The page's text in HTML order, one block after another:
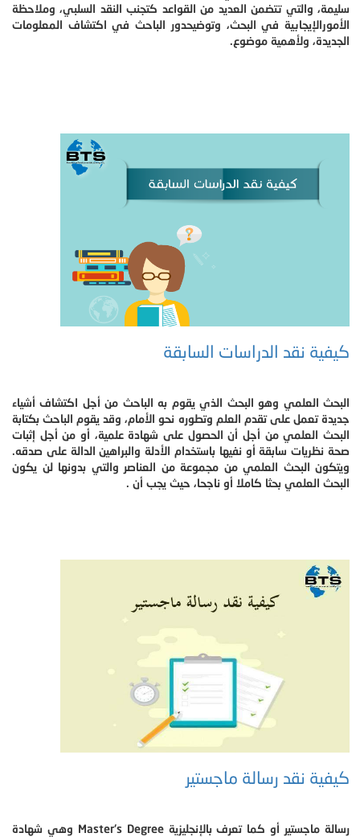
سليمة، والتي تتضمن العديد من القواعد كتجنب النقد السلبي، وملاحظة
الأمورالإيجابية في البحث، وتوضيحدور الباحث في اكتشاف المعلومات
الجديدة، ولأهمية موضوع.
كيفية نقد الدراسات السابقة
البحث العلمي وهو البحث الذي يقوم به الباحث من أجل اكتشاف أشياء
جديدة تعمل على تقدم العلم وتطوره نحو الأمام، وقد يقوم الباحث بكتابة
البحث العلمي من أجل أن الحصول على شهادة علمية، أو من أجل إثبات
صحة نظريات سابقة أو نفيها باستخدام الأدلة والبراهين الدالة على صدقه.
ويتكون البحث العلمي من مجموعة من العناصر والتي بدونها لن يكون
البحث العلمي بحثا كاملا أو ناجحا، حيث يجب أن .
كيفية نقد رسالة ماجستير
رسالة ماجستير أو كما تعرف بالإنجليزية Master's Degree وهي شهادة